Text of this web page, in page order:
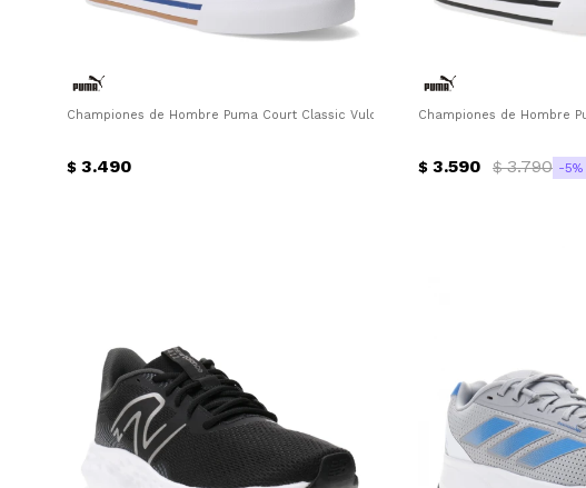
Championes de Hombre Puma Court Classic Vulc Puma - Azul Real - Blanco
$ 3.490
Championes de Hombre
$ 3.590 $ 3.790 5